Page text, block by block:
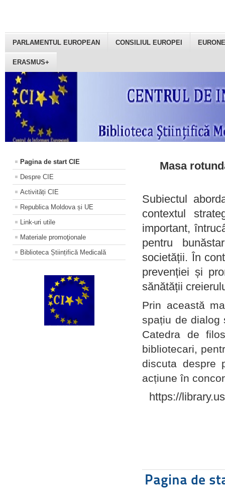
PARLAMENTUL EUROPEAN CONSILIUL EUROPEI
ERASMUS+
Pagina de start CIE
Despre CIE
Activități CIE
Republica Moldova și UE
Link-uri utile
Materiale promoţionale
Biblioteca Științifică Medicală
Masa
Subiectul
contextul
important,
pentru
societății. În
prevenției și
sănătății
Prin această
spațiu de dialog
Catedra de
bibliotecari,
discuta despre
acțiune în
https://
Pagina de